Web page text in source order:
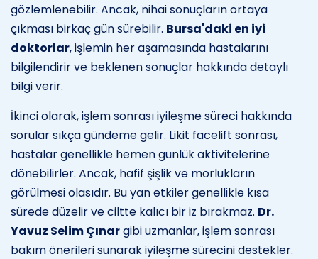
gözlemlenebilir. Ancak, nihai sonuçların ortaya
çıkması birkaç gün sürebilir. Bursa'daki en iyi
doktorlar, işlemin her aşamasında hastalarını
bilgilendirir ve beklenen sonuçlar hakkında detaylı
bilgi verir.
İkinci olarak, işlem sonrası iyileşme süreci hakkında
sorular sıkça gündeme gelir. Likit facelift sonrası,
hastalar genellikle hemen günlük aktivitelerine
dönebilirler. Ancak, hafif şişlik ve morlukların
görülmesi olasıdır. Bu yan etkiler genellikle kısa
sürede düzelir ve ciltte kalıcı bir iz bırakmaz. Dr.
Yavuz Selim Çınargibi uzmanlar, işlem sonrası
bakım önerileri sunarak iyileşme sürecini destekler.